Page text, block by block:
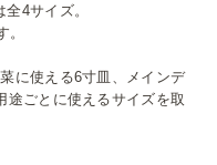
4サイズ。
に使える6寸皿、メインデ
途ごとに使えるサイズを取